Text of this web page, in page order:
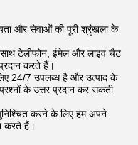
और सेवाओं की पूरी श्रृंखला के
टेलीफोन, ईमेल और लाइव चैट
करते हैं।
24/7 उपलब्ध है और उत्पाद के
के उत्तर प्रदान कर सकती
करने के लिए हम अपने
करते हैं।